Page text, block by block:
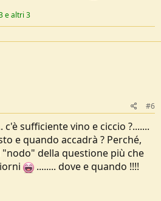
e altri 3
#6
c'è sufficiente vino e ciccio ?.......
e quando accadrà ? Perché,
della questione più che
........ dove e quando !!!!